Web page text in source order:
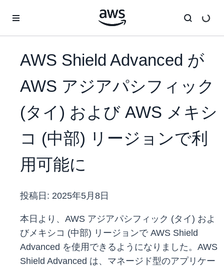
AWS Shield Advanced が
AWS アジアパシフィック
(タイ) および AWS メキシ
コ (中部) リージョンで利
用可能に
投稿日: 2025年5月8日
本日より、AWS アジアパシフィック (タイ) およ
びメキシコ (中部) リージョンで AWS Shield
Advanced を使用できるようになりました。AWS
Shield Advanced は、マネージド型のアプリケー